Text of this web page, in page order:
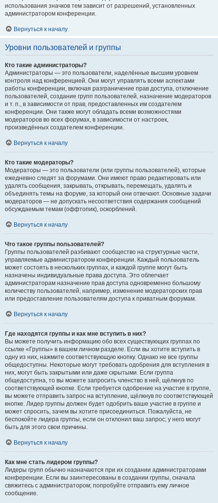
использования значков тем зависит от разрешений, установленных
администратором конференции.
Вернуться к началу
Уровни пользователей и группы
Кто такие администраторы?
Администраторы — это пользователи, наделённые высшим уровнем
контроля над конференцией. Они могут управлять всеми аспектами
работы конференции, включая разграничение прав доступа, отключение
пользователей, создание групп пользователей, назначение модераторов
и т. п., в зависимости от прав, предоставленных им создателем
конференции. Они также могут обладать всеми возможностями
модераторов во всех форумах, в зависимости от настроек,
произведённых создателем конференции.
Вернуться к началу
Кто такие модераторы?
Модераторы — это пользователи (или группы пользователей), которые
ежедневно следят за форумами. Они имеют право редактировать или
удалять сообщения, закрывать, открывать, перемещать, удалять и
объединять темы на форуме, за который они отвечают. Основные задачи
модераторов — не допускать несоответствия содержания сообщений
обсуждаемым темам (оффтопик), оскорблений.
Вернуться к началу
Что такое группы пользователей?
Группы пользователей разбивают сообщество на структурные части,
управляемые администратором конференции. Каждый пользователь
может состоять в нескольких группах, и каждой группе могут быть
назначены индивидуальные права доступа. Это облегчает
администраторам назначение прав доступа одновременно большому
количеству пользователей, например, изменение модераторских прав
или предоставление пользователям доступа к приватным форумам.
Вернуться к началу
Где находятся группы и как мне вступить в них?
Вы можете получить информацию обо всех существующих группах по
ссылке «Группы» в вашем личном разделе. Если вы хотите вступить в
одну из них, нажмите соответствующую кнопку. Однако не все группы
общедоступны. Некоторые могут требовать одобрения для вступления в
них, могут быть закрытыми или даже скрытыми. Если группа
общедоступна, то вы можете запросить членство в ней, щёлкнув по
соответствующей кнопке. Если требуется одобрение на участие в группе,
вы можете отправить запрос на вступление, щёлкнув по соответствующей
кнопке. Лидер группы должен будет одобрить ваше участие в группе и
может спросить, зачем вы хотите присоединиться. Пожалуйста, не
беспокойте лидера группы, если он отклонил ваш запрос; у него могут
быть для этого свои причины.
Вернуться к началу
Как мне стать лидером группы?
Лидеры групп обычно назначаются при их создании администраторами
конференции. Если вы заинтересованы в создании группы, сначала
свяжитесь с администратором; попробуйте отправить ему личное
сообщение.